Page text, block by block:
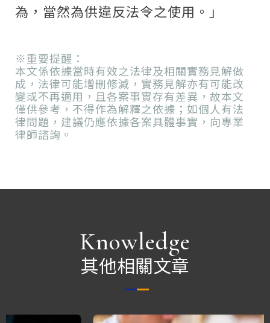
為，當然為供違反法令之使用。」
※重要提醒：
本文係依據當時有效之法律及相關實務見解做
成，法律可能增刪修減，實務見解亦有可能改
變或不再適用，且各案事實存有差異，故本文
僅供參考，不得作為解釋之依據；如個人有法
律問題，建議仍應依據各案具體事實，向專業
律師諮詢。
Knowledge
其他相關文章